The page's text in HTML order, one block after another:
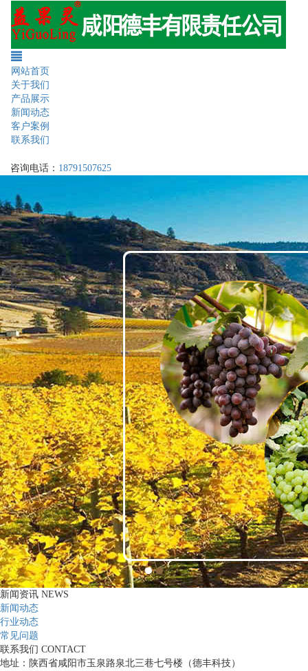
网站首页
关于我们
产品展示
新闻动态
客户案例
联系我们
咨询电话： 18791507625
新闻资讯 NEWS
新闻动态
行业动态
常见问题
联系我们 CONTACT
地址：陕西省咸阳市玉泉路泉北三巷七号楼（德丰科技）